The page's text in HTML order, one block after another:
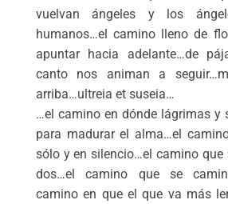
vuelvan ángeles y los
humanos…el camino lleno de
apuntar hacia adelante…de
canto nos animan a
arriba…ultreia et suseia…
…el camino en dónde lágrimas y
para madurar el alma…el
sólo y en silencio…el camino que
dos…el camino que se
camino en que el que va más